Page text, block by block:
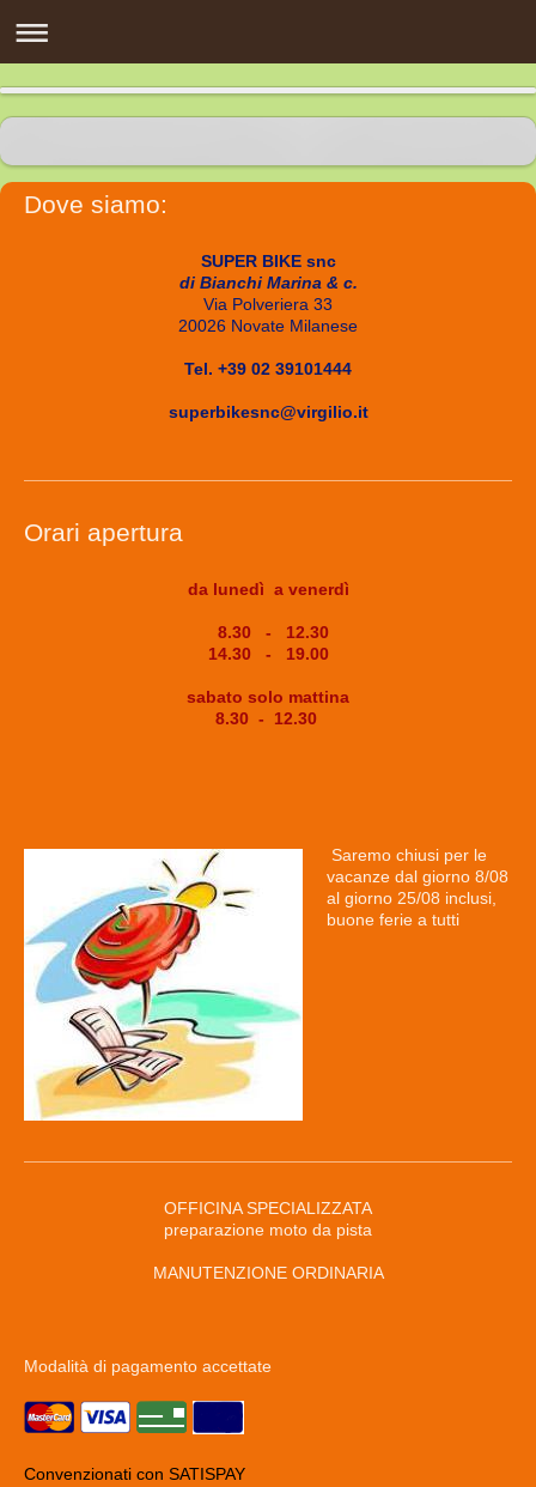
Dove siamo:
SUPER BIKE snc
di Bianchi Marina & c.
Via Polveriera 33
20026 Novate Milanese
Tel. +39 02 39101444
superbikesnc@virgilio.it
Orari apertura
da lunedì a venerdì
8.30 - 12.30
14.30 - 19.00
sabato solo mattina
8.30 - 12.30
Saremo chiusi per le
vacanze dal giorno 8/08
al giorno 25/08 inclusi,
buone ferie a tutti
OFFICINA SPECIALIZZATA
preparazione moto da pista
MANUTENZIONE ORDINARIA
Modalità di pagamento accettate
Convenzionati con SATISPAY